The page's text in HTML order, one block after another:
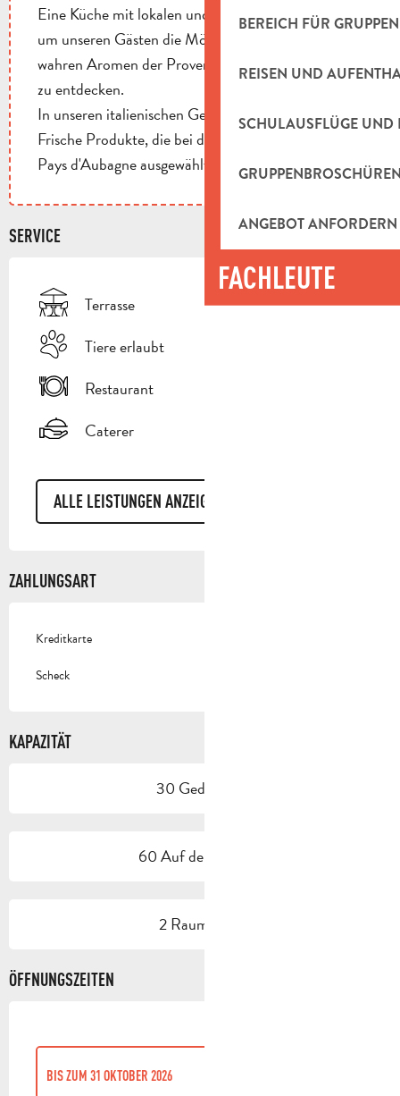
BEREICH FÜR GRUPPEN
REISEN UND
SCHULAUSFLÜGE UND
ANGEBOT ANFORDERN
FACHLEUTE
Eine Küche mit lokalen und saisonalen Produkten,
um unseren Gästen die Möglichkeit zu geben, die
wahren Aromen der Provence und des Mittelmeers
zu entdecken.
In unseren italienischen Gerichten
Frische Produkte, die bei den Gemüsebauern des
Pays d'Aubagne ausgewählt werden ...
SERVICE
Terrasse
Tiere erlaubt
Restaurant
Caterer
ALLE LEISTUNGEN ANZEIGEN
ZAHLUNGSART
Kreditkarte
Scheck
KAPAZITÄT
30 Gedeck(e)
60 Auf der Terrasse
2 Raum/Saal
ÖFFNUNGSZEITEN
BIS ZUM 31 OKTOBER 2026